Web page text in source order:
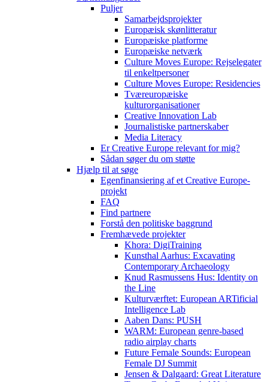
Puljer
Samarbejdsprojekter
Europæisk skønlitteratur
Europæiske platforme
Europæiske netværk
Culture Moves Europe: Rejselegater
til enkeltpersoner
Culture Moves Europe: Residencies
Tværeuropæiske
kulturorganisationer
Creative Innovation Lab
Journalistiske partnerskaber
Media Literacy
Er Creative Europe relevant for mig?
Sådan søger du om støtte
Hjælp til at søge
Egenfinansiering af et Creative Europe-
projekt
FAQ
Find partnere
Forstå den politiske baggrund
Fremhævede projekter
Khora: DigiTraining
Kunsthal Aarhus: Excavating
Contemporary Archaeology
Knud Rasmussens Hus: Identity on
the Line
Kulturværftet: European ARTificial
Intelligence Lab
Aaben Dans: PUSH
WARM: European genre-based
radio airplay charts
Future Female Sounds: European
Female DJ Summit
Jensen & Dalgaard: Great Literature